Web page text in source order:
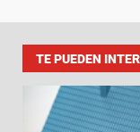
TE PUEDEN